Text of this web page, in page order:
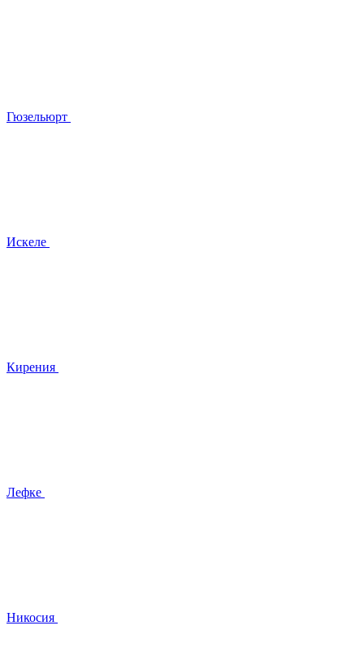
Гюзельюрт
Искеле
Кирения
Лефке
Никосия